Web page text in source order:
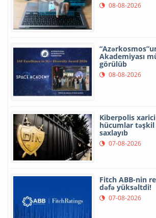
08-08-2026
Akademiyası
görülüb
08-08-2026
Kiberpolis
hücumlar təşkil
saxlayıb
07-08-2026
Fitch ABB-nin
dəfə yüksəltdi!
07-08-2026